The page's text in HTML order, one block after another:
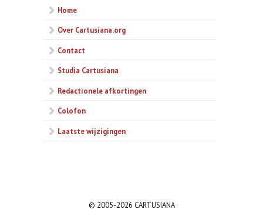
Home
Over Cartusiana.org
Contact
Studia Cartusiana
Redactionele afkortingen
Colofon
Laatste wijzigingen
© 2005-2026 CARTUSIANA